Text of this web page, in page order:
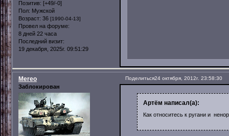
Позитив: [+49/-0]
Пол: Мужской
Возраст: 36 [1990-04-13]
Провел на форуме:
8 дней 22 часа
Последний визит:
19 декабря, 2025г. 09:51:29
Поделиться24 октября, 2012г. 23:58:30
Mereo
Заблокирован
Артём написал(а):
Как относитесь к ругани и